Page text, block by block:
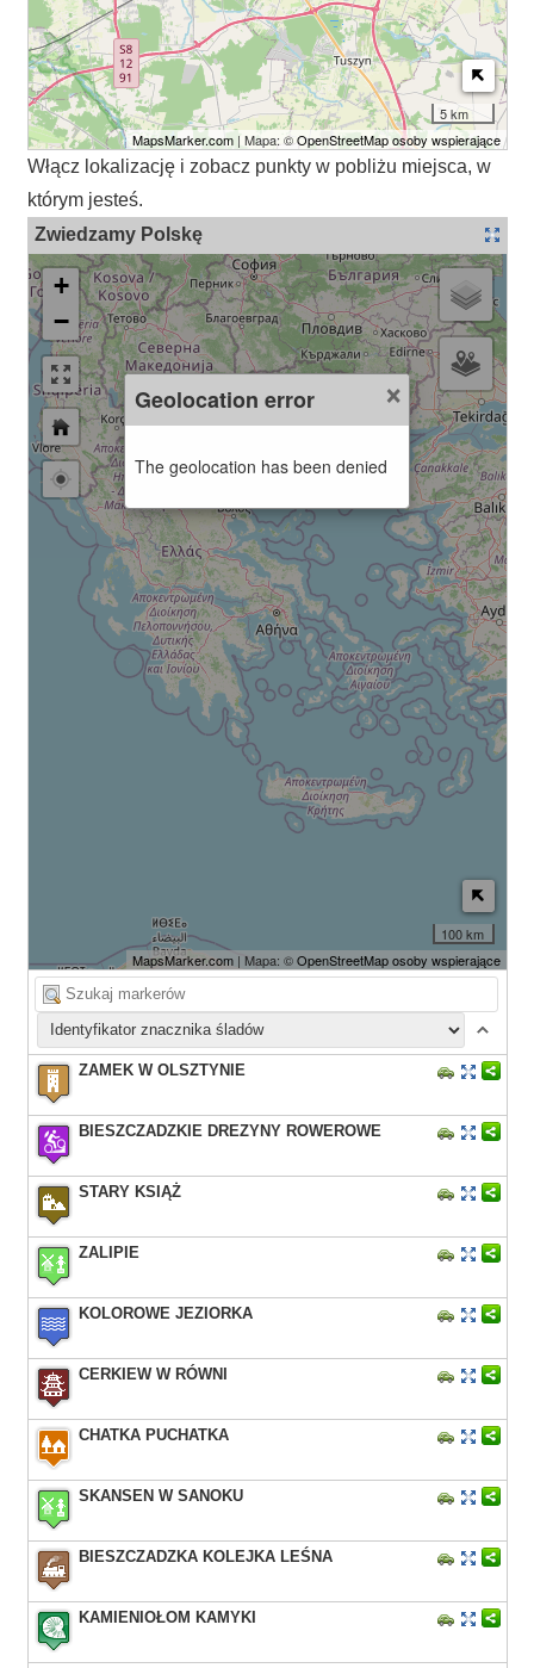
5 km
MapsMarker.com| Mapa: ©OpenStreetMap osoby wspierające
Włącz lokalizację i zobacz punkty w pobliżu miejsca, w
którym jesteś.
Zwiedzamy Polskę
+
−
100 km
MapsMarker.com| Mapa: ©OpenStreetMap osoby wspierające
×
Geolocation error
The geolocation has been denied
ZAMEK W OLSZTYNIE
BIESZCZADZKIE DREZYNY ROWEROWE
STARY KSIĄŻ
ZALIPIE
KOLOROWE JEZIORKA
CERKIEW W RÓWNI
CHATKA PUCHATKA
SKANSEN W SANOKU
BIESZCZADZKA KOLEJKA LEŚNA
KAMIENIOŁOM KAMYKI